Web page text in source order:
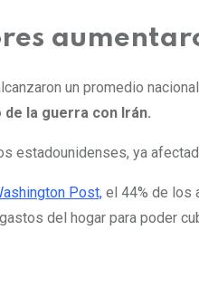
un promedio
de la guerra con Irán.
estadounidenses, ya
Post, el 44% de los
del hogar para poder